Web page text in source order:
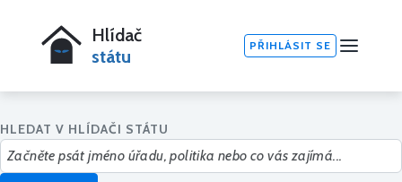
Hlídač
státu
PŘIHLÁSIT SE
HLEDAT V HLÍDAČI STÁTU